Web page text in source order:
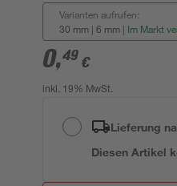
Varianten aufrufen:
30 mm | 6 mm | Im Markt
0,49 €
inkl. 19% MwSt.
Lieferung
Diesen Artikel